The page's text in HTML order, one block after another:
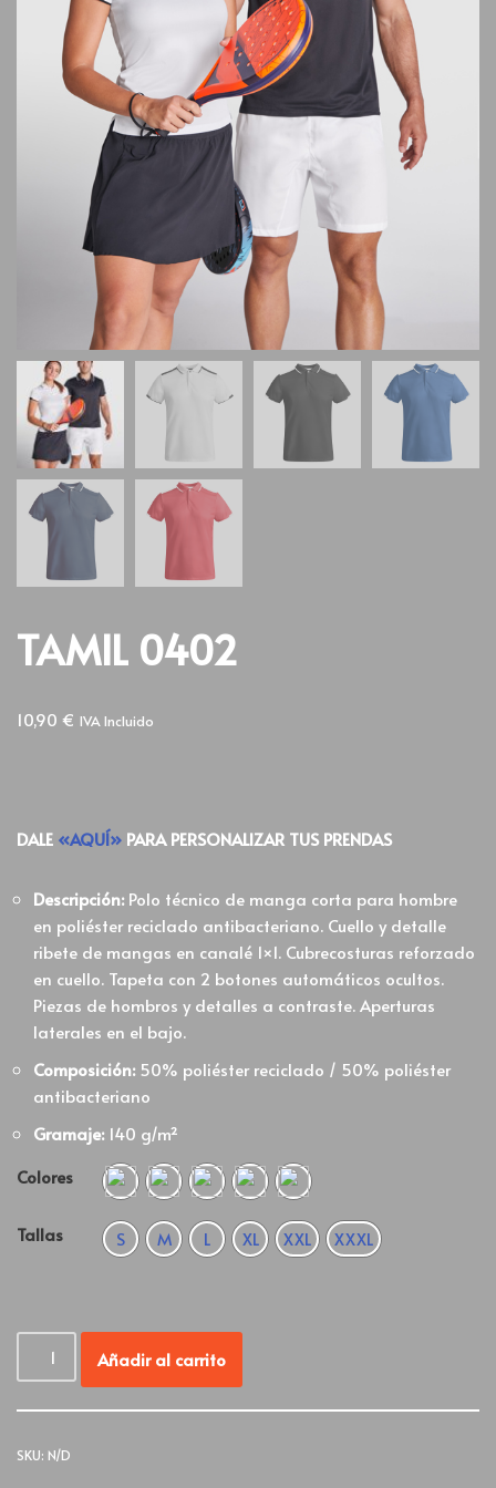
TAMIL 0402
10,90 € IVA Incluido
DALE «AQUÍ» PARA PERSONALIZAR TUS PRENDAS
Descripción:Polo técnico de manga corta para hombre
en poliéster reciclado antibacteriano. Cuello y detalle
ribete de mangas en canalé 1×1. Cubrecosturas reforzado
en cuello. Tapeta con 2 botones automáticos ocultos.
Piezas de hombros y detalles a contraste. Aperturas
laterales en el bajo.
Composición:50% poliéster reciclado / 50% poliéster
antibacteriano
Gramaje: 140 g/m²
Colores
Tallas S M L XL XXL XXXL
Añadir al carrito
SKU: N/D